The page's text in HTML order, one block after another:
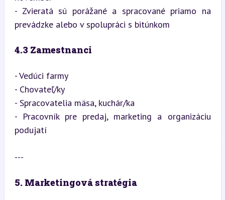
- Zvieratá sú porážané a spracované priamo na
prevádzke alebo v spolupráci s bitúnkom
4.3 Zamestnanci
- Vedúci farmy
- Chovateľ/ky
- Spracovatelia mäsa, kuchár/ka
- Pracovník pre predaj, marketing a organizáciu
podujatí
---
5. Marketingová stratégia